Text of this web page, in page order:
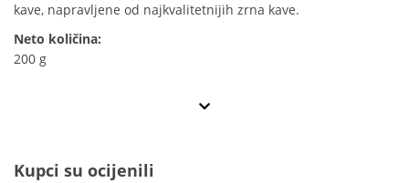
kave, napravljene od najkvalitetnijih zrna kave.
Neto količina:
200 g
Kupci su ocijenili